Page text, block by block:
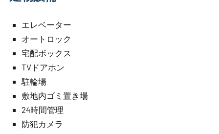
エレベーター
オートロック
宅配ボックス
TVドアホン
駐輪場
敷地内ゴミ置き場
24時間管理
防犯カメラ